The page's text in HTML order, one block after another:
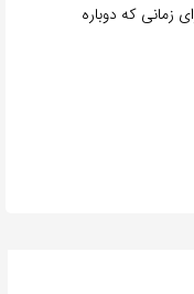
زمانی که دوباره